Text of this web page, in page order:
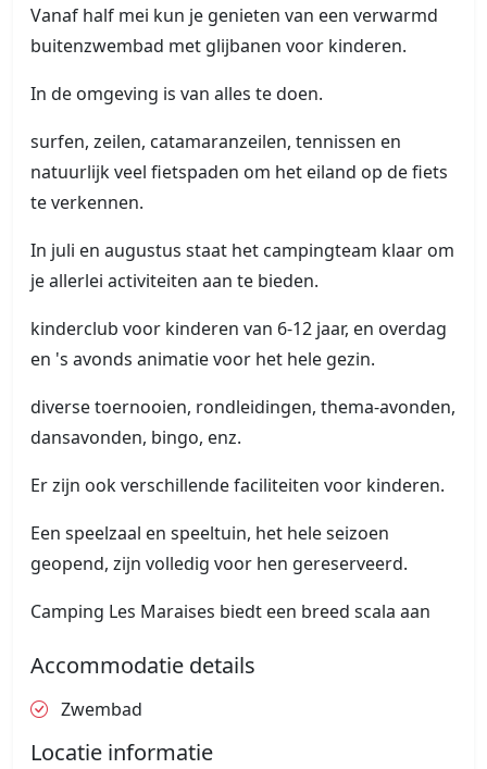
Vanaf half mei kun je genieten van een verwarmd
buitenzwembad met glijbanen voor kinderen.
In de omgeving is van alles te doen.
surfen, zeilen, catamaranzeilen, tennissen en
natuurlijk veel fietspaden om het eiland op de fiets
te verkennen.
In juli en augustus staat het campingteam klaar om
je allerlei activiteiten aan te bieden.
kinderclub voor kinderen van 6-12 jaar, en overdag
en 's avonds animatie voor het hele gezin.
diverse toernooien, rondleidingen, thema-avonden,
dansavonden, bingo, enz.
Er zijn ook verschillende faciliteiten voor kinderen.
Een speelzaal en speeltuin, het hele seizoen
geopend, zijn volledig voor hen gereserveerd.
Camping Les Maraises biedt een breed scala aan
Accommodatie details
Zwembad
Locatie informatie